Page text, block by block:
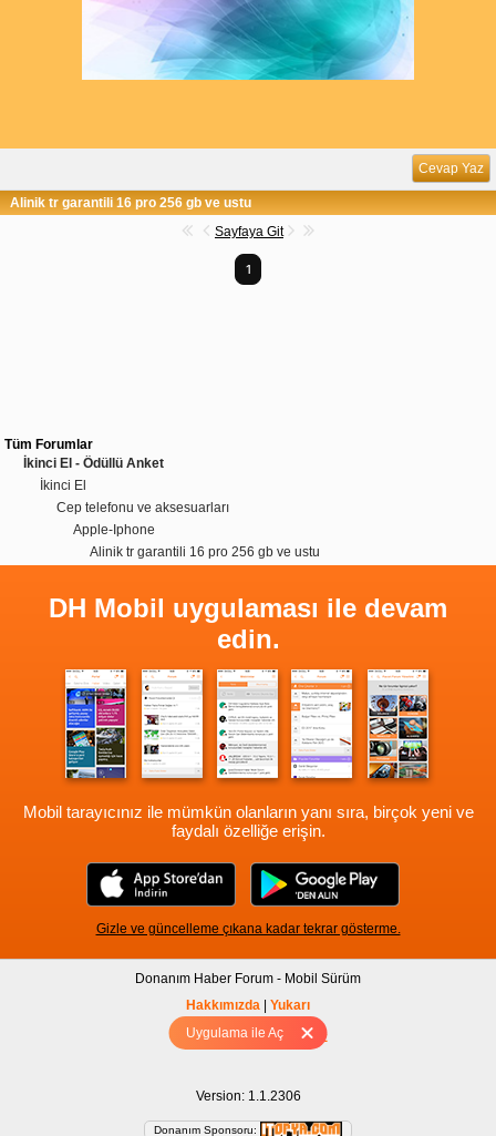
Uygulama ile Aç
Cevap Yaz
Alinik tr garantili 16 pro 256 gb ve ustu
Sayfaya Git
1
Tüm Forumlar
İkinci El - Ödüllü Anket
İkinci El
Cep telefonu ve aksesuarları
Apple-Iphone
Alinik tr garantili 16 pro 256 gb ve ustu
DH Mobil uygulaması ile devam
edin.
Mobil tarayıcınız ile mümkün olanların yanı sıra, birçok yeni ve
faydalı özelliğe erişin.
Gizle ve güncelleme çıkana kadar tekrar gösterme.
Donanım Haber Forum - Mobil Sürüm
Hakkımızda | Yukarı
Tam sürüm için Tıklayınız
Version: 1.1.2306
Donanım Sponsoru: